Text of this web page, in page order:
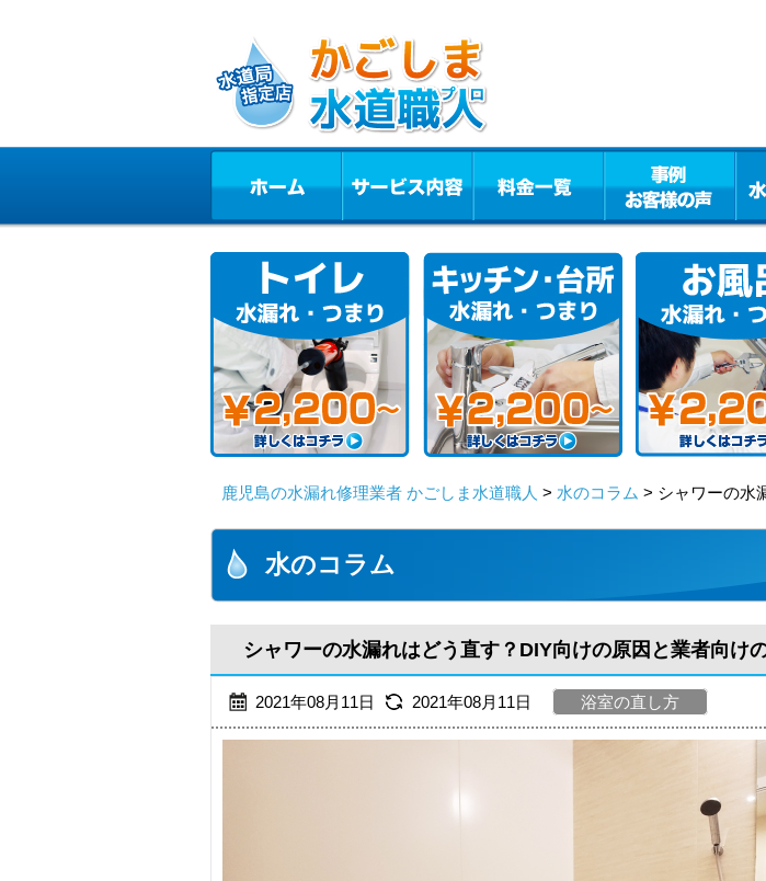
鹿児島の水漏れ修理業者 かごしま水道職人 > 水のコラム > シャワーの水
水のコラム
シャワーの水漏れはどう直す？DIY向けの原因と業者向け
2021年08月11日 2021年08月11日 浴室の直し方